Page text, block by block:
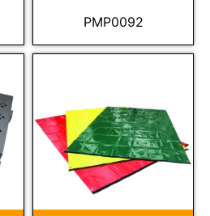
PMP0092